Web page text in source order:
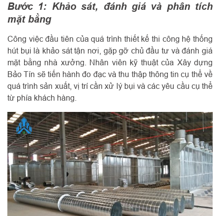
Bước 1: Khảo sát, đánh giá và phân tích
mặt bằng
Công việc đầu tiên của quá trình thiết kế thi công hệ thống
hút bụi là khảo sát tận nơi, gặp gỡ chủ đầu tư và đánh giá
mặt bằng nhà xưởng. Nhân viên kỹ thuật của Xây dựng
Bảo Tín sẽ tiến hành đo đạc và thu thập thông tin cụ thể về
quá trình sản xuất, vị trí cần xử lý bụi và các yêu cầu cụ thể
từ phía khách hàng.